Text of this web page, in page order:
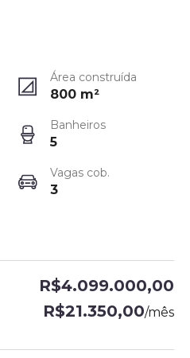
Área construída
800 m²
Banheiros
5
Vagas cob.
3
R$4.099.000,00
R$21.350,00/mês